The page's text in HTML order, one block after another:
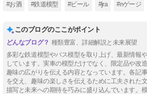
#お酒 #鉄道模型 #ビール #jra #nゲージ
このブログのここがポイント
種類豊富、詳細解説と未来展望
多彩な鉄道模型やバス模型を取り上げ、最新情報
しています。実車の模型だけでなく、限定品や改
趣味の広がりを伝える内容となっています。各記
を交え、趣味の楽しさを伝えるために工夫された
描写と未来への期待を巧みに盛り込んでいます。